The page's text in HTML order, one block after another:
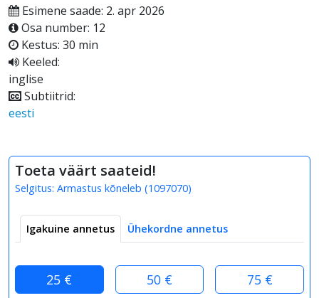
Esimene saade: 2. apr 2026
Osa number: 12
Kestus: 30 min
Keeled:
inglise
Subtiitrid:
eesti
Toeta väärt saateid!
Selgitus: Armastus kõneleb (1097070)
Igakuine annetus Ühekordne annetus
25 € 50 € 75 €